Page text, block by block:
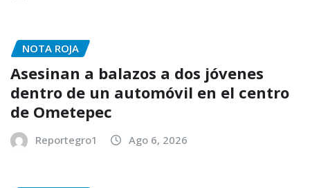
NOTA ROJA
Asesinan a balazos a dos jóvenes
dentro de un automóvil en el centro
de Ometepec
Reportegro1 Ago 6, 2026